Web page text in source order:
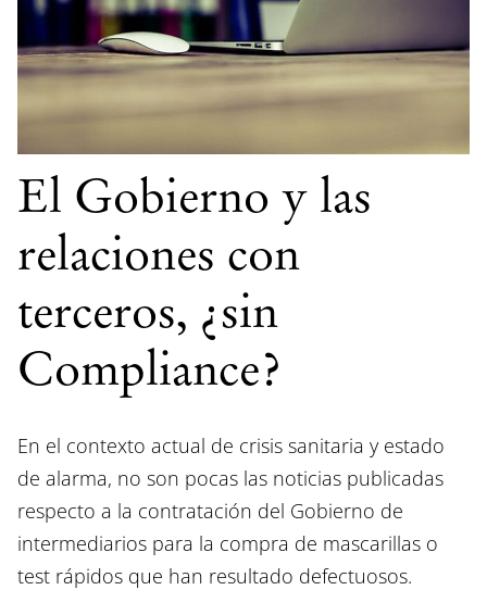
El Gobierno y las
relaciones con
terceros, ¿sin
Compliance?
En el contexto actual de crisis sanitaria y estado
de alarma, no son pocas las noticias publicadas
respecto a la contratación del Gobierno de
intermediarios para la compra de mascarillas o
test rápidos que han resultado defectuosos.